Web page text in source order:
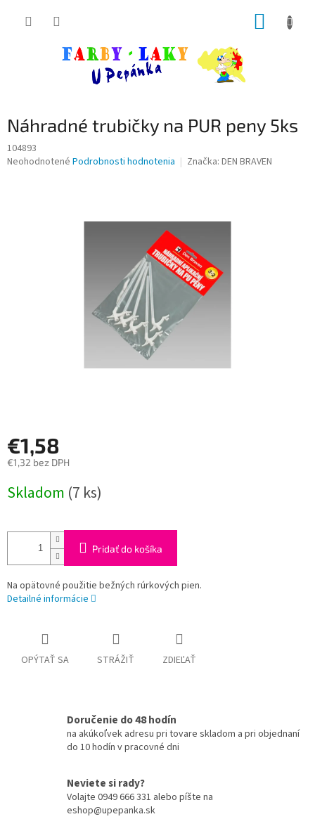
Náhradné trubičky na PUR peny 5ks
104893
Priemerné
Neohodnotené Podrobnosti hodnotenia Značka: DEN BRAVEN
€1,58
€1,32 bez DPH
cena:
Skladom (7 ks)
Pridať do košíka
Na opätovné použitie bežných rúrkových pien.
Detailné informácie
OPÝTAŤ SA STRÁŽIŤ ZDIEĽAŤ
Doručenie do 48 hodín
na akúkoľvek adresu pri tovare skladom a pri objednaní
do 10 hodín v pracovné dni
Neviete si rady?
Volajte 0949 666 331 alebo píšte na
eshop@upepanka.sk